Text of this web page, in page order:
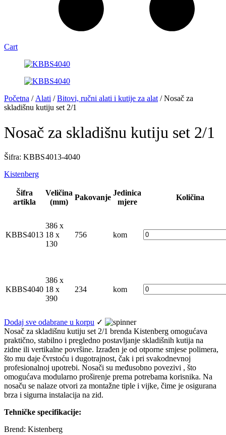
Cart
Početna / Alati /Bitovi, ručni alati i kutije za alat / Nosač za
skladišnu kutiju set 2/1
Nosač za skladišnu kutiju set 2/1
Šifra: KBBS 4013-4040
Kistenberg
Šifra
artikla
Veličina
(mm)
Pakovanje
Jedinica
mjere
Količina
KBBS4013
386 x
18 x
130
756 kom
KBBS4040
386 x
18 x
390
234 kom
Dodaj sve odabrane u korpu ✓
Nosač za skladišnu kutiju set 2/1 brenda Kistenberg omogućava
praktično, stabilno i pregledno postavljanje skladišnih kutija na
zidne ili vertikalne površine. Izrađen je od otporne smjese polimera,
što mu daje čvrstoću i dugotrajnost, čak i pri svakodnevnoj
profesionalnoj upotrebi. Nosači su međusobno povezivi , što
omogućava modularno proširenje prema potrebama korisnika. Na
nosaču se nalaze otvori za montažne tiple i vijke, čime je osigurana
brza i sigurna instalacija na zid.
Tehničke specifikacije:
Brend: Kistenberg